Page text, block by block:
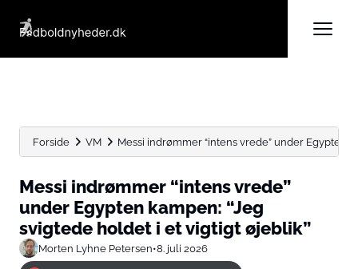
Forside VM Messi indrømmer “intens vrede” under Egypten
Messi indrømmer “intens vrede”
under Egypten kampen: “Jeg
svigtede holdet i et vigtigt øjeblik”
Morten Lyhne Petersen•8. juli 2026